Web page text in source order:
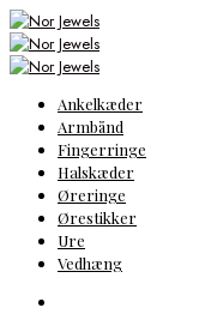
Ankelkæder
Armbånd
Fingerringe
Halskæder
Øreringe
Ørestikker
Ure
Vedhæng